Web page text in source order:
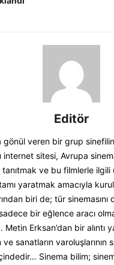
Editör
gönül veren bir grup
internet sitesi, Avrupa
tanıtmak ve bu filmlerle
yaratmak amacıyla
biri de; tür sinemasını
bir eğlence aracı
Metin Erksan’dan bir alıntı
sanatların varoluşlarının
Sinema bilim;